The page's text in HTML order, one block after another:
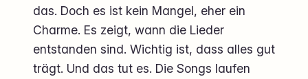
das. Doch es ist kein Mangel, eher ein
Charme. Es zeigt, wann die Lieder
entstanden sind. Wichtig ist, dass alles gut
trägt. Und das tut es. Die Songs laufen